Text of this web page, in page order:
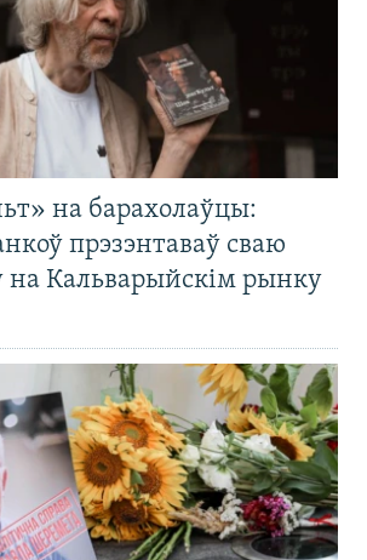
на барахолаўцы:
прэзэнтаваў сваю
на Кальварыйскім рынку